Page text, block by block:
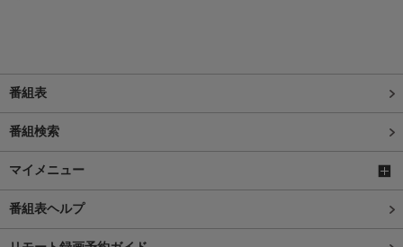
番組表
番組検索
マイメニュー
番組表ヘルプ